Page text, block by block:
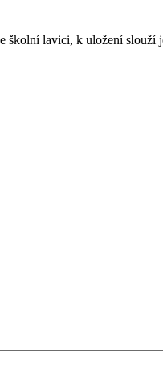
školní lavici, k uložení slouží